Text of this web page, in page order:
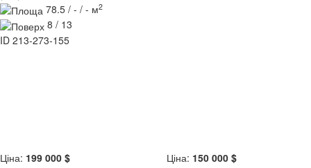
78.5 / - / - м2
8 / 13
ID 213-273-155
Ціна: 199 000 $ Ціна: 150 000 $